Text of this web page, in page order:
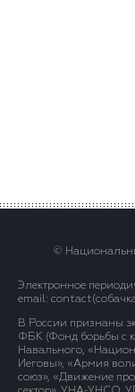
©
Электронное
email:
В России признаны
ФБК (Фонд борьбы с
Навального,
Иеговы», «Армия
союз», «Движение